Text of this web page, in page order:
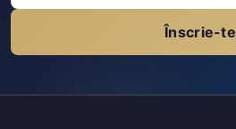
Înscrie-te